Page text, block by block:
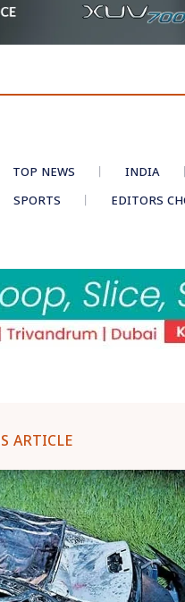
TOP NEWS INDIA
SPORTS
EDITORS
ARTICLE